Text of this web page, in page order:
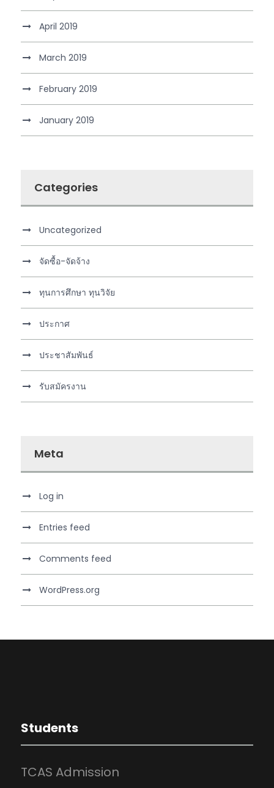
April 2019
March 2019
February 2019
January 2019
Categories
Uncategorized
จัดซื้อ-จัดจ้าง
ทุนการศึกษา ทุนวิจัย
ประกาศ
ประชาสัมพันธ์
รับสมัครงาน
Meta
Log in
Entries feed
Comments feed
WordPress.org
Students
TCAS Admission